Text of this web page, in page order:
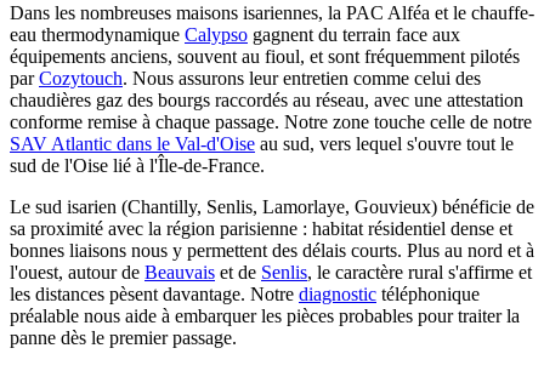
Dans les nombreuses maisons isariennes, la PAC Alféa et le chauffe-
eau thermodynamique Calypso gagnent du terrain face aux
équipements anciens, souvent au fioul, et sont fréquemment pilotés
parCozytouch. Nous assurons leur entretien comme celui des
chaudières gaz des bourgs raccordés au réseau, avec une attestation
conforme remise à chaque passage. Notre zone touche celle de notre
SAV Atlantic dans le Val-d'Oise au sud, vers lequel s'ouvre tout le
sud de l'Oise lié à l'Île-de-France.
Le sud isarien (Chantilly, Senlis, Lamorlaye, Gouvieux) bénéficie de
sa proximité avec la région parisienne : habitat résidentiel dense et
bonnes liaisons nous y permettent des délais courts. Plus au nord et à
l'ouest, autour de Beauvais et de Senlis, le caractère rural s'affirme et
les distances pèsent davantage. Notre diagnostic téléphonique
préalable nous aide à embarquer les pièces probables pour traiter la
panne dès le premier passage.